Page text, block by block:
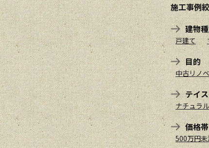
施工事例
建物
戸建て
目的
中古リノベ
テイ
ナチュラル
価格帯
500万円